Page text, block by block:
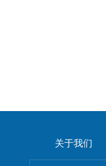
关于我们